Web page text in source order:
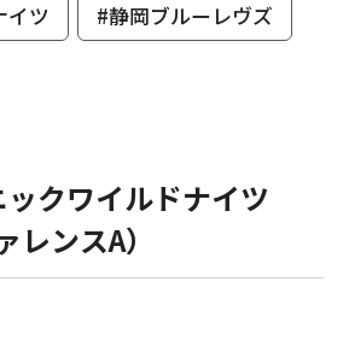
イツ
#静岡ブルーレヴズ
クワイルドナイツ
レンスA）